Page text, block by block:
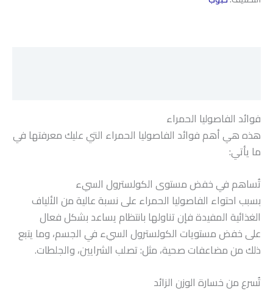
فوائد الفاصوليا الحمراء
هذه هي أهم فوائد الفاصوليا الحمراء التي عليك معرفتها في
ما يأتي:
تُساهم في خفض مستوى الكولسترول السيء
بسبب احتواء الفاصوليا الحمراء على نسبة عالية من الألياف
الغذائية المفيدة فإن تناولها بانتظام يساعد بشكل فعال
على خفض مستويات الكولسترول السيء في الجسم، وما يتبع
ذلك من مضاعفات صحية، مثل: تصلب الشرايين، والجلطات.
تُسرع من خسارة الوزن الزائد